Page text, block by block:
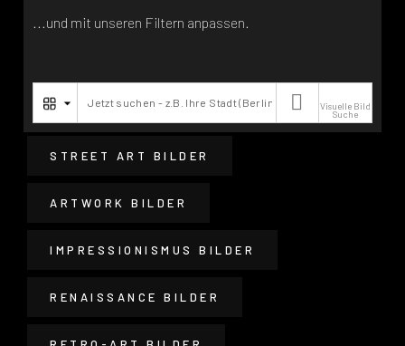
...und mit unseren Filtern anpassen.
Visuelle Bild
Suche

STREET ART BILDER
ARTWORK BILDER
IMPRESSIONISMUS BILDER
RENAISSANCE BILDER